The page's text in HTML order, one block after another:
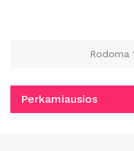
Rodoma
Perkamiausios